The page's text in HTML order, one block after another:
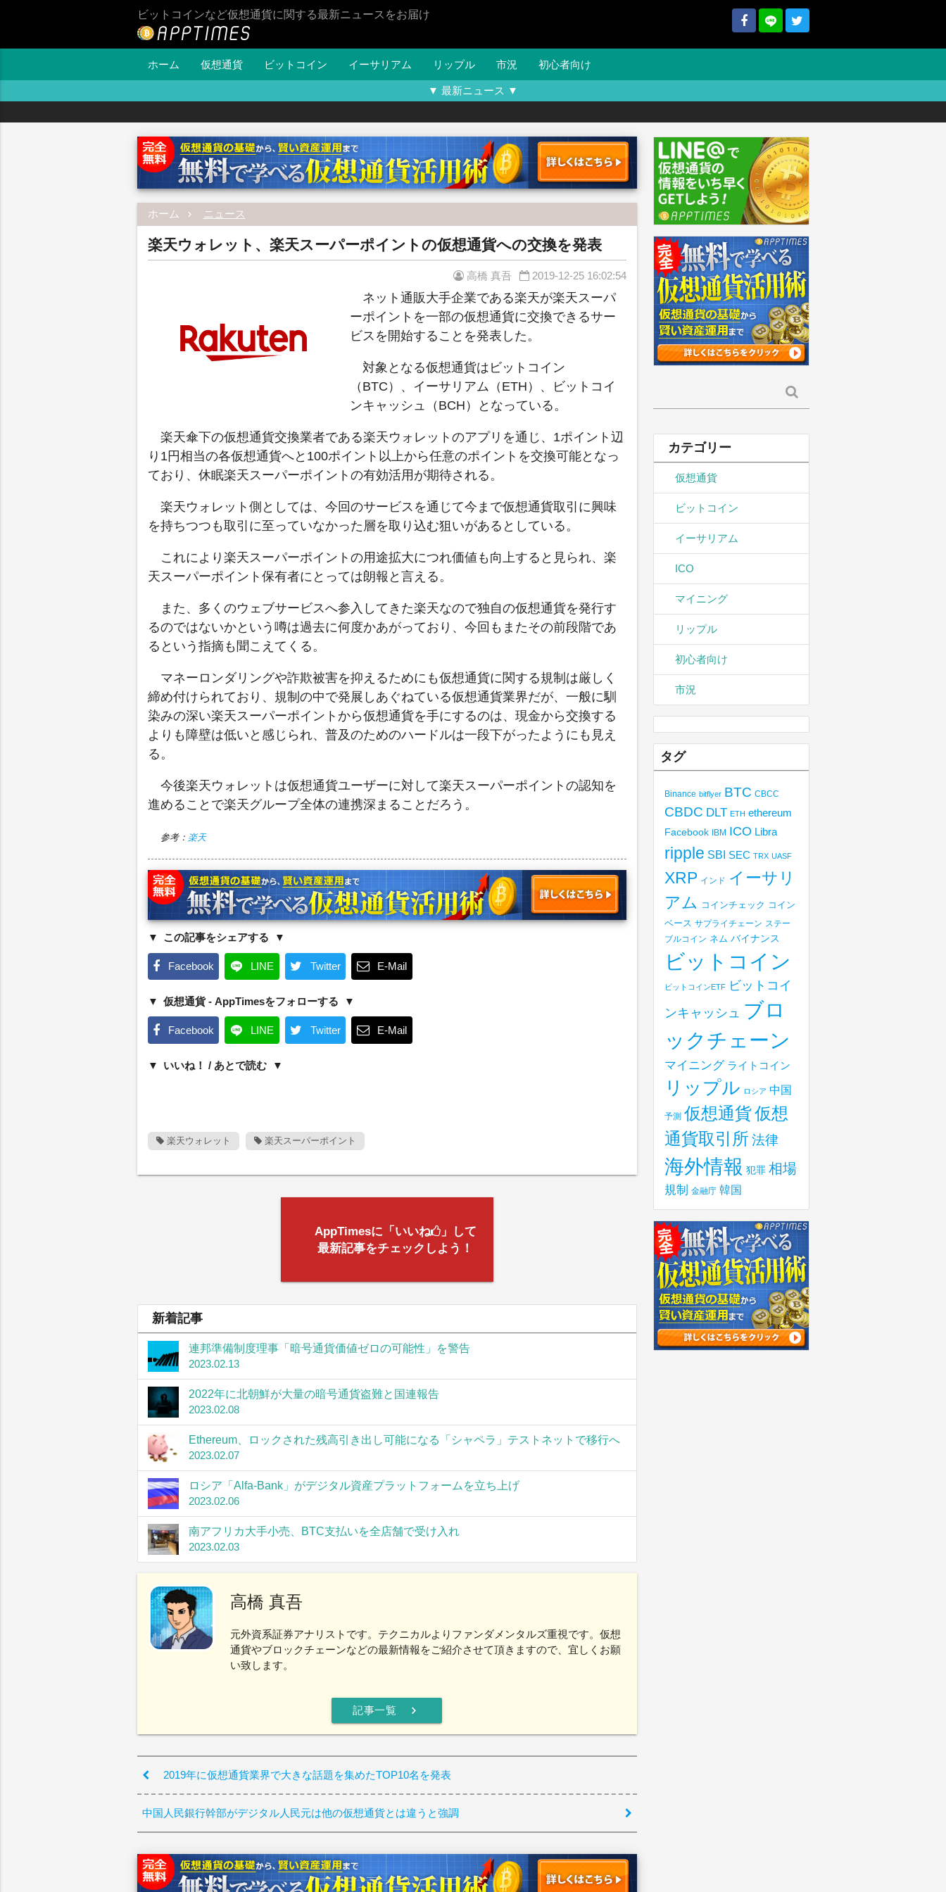
ビットコインなど仮想通貨に関する最新ニュースをお届け
ホーム 仮想通貨 ビットコイン イーサリアム リップル 市況 初心者向け
▼ 最新ニュース ▼
ホーム ニュース
楽天ウォレット、楽天スーパーポイントの仮想通貨への交換を発表
高橋 真吾 2019-12-25 16:02:54
ネット通販大手企業である楽天が楽天スーパ
ーポイントを一部の仮想通貨に交換できるサー
ビスを開始することを発表した。
対象となる仮想通貨はビットコイン
（BTC）、イーサリアム（ETH）、ビットコイ
ンキャッシュ（BCH）となっている。
楽天傘下の仮想通貨交換業者である楽天ウォレットのアプリを通じ、1ポイント辺
り1円相当の各仮想通貨へと100ポイント以上から任意のポイントを交換可能となっ
ており、休眠楽天スーパーポイントの有効活用が期待される。
楽天ウォレット側としては、今回のサービスを通じて今まで仮想通貨取引に興味
を持ちつつも取引に至っていなかった層を取り込む狙いがあるとしている。
これにより楽天スーパーポイントの用途拡大につれ価値も向上すると見られ、楽
天スーパーポイント保有者にとっては朗報と言える。
また、多くのウェブサービスへ参入してきた楽天なので独自の仮想通貨を発行す
るのではないかという噂は過去に何度かあがっており、今回もまたその前段階であ
るという指摘も聞こえてくる。
マネーロンダリングや詐欺被害を抑えるためにも仮想通貨に関する規制は厳しく
締め付けられており、規制の中で発展しあぐねている仮想通貨業界だが、一般に馴
染みの深い楽天スーパーポイントから仮想通貨を手にするのは、現金から交換する
よりも障壁は低いと感じられ、普及のためのハードルは一段下がったようにも見え
る。
今後楽天ウォレットは仮想通貨ユーザーに対して楽天スーパーポイントの認知を
進めることで楽天グループ全体の連携深まることだろう。
参考： 楽天
この記事をシェアする
Facebook LINE Twitter E-Mail
仮想通貨 - AppTimesをフォローする
Facebook LINE Twitter E-Mail
いいね！ / あとで読む
楽天ウォレット 楽天スーパーポイント
AppTimesに「いいね
」して
最新記事をチェックしよう！
新着記事
連邦準備制度理事「暗号通貨価値ゼロの可能性」を警告
2023.02.13
2022年に北朝鮮が大量の暗号通貨盗難と国連報告
2023.02.08
Ethereum、ロックされた残高引き出し可能になる「シャペラ」テストネットで移行へ
2023.02.07
ロシア「Alfa-Bank」がデジタル資産プラットフォームを立ち上げ
2023.02.06
南アフリカ大手小売、BTC支払いを全店舗で受け入れ
2023.02.03
高橋 真吾
元外資系証券アナリストです。テクニカルよりファンダメンタルズ重視です。仮想
通貨やブロックチェーンなどの最新情報をご紹介させて頂きますので、宜しくお願
い致します。
記事一覧 chevron_right
2019年に仮想通貨業界で大きな話題を集めたTOP10名を発表
中国人民銀行幹部がデジタル人民元は他の仮想通貨とは違うと強調
索:
カテゴリー
仮想通貨
ビットコイン
イーサリアム
ICO
マイニング
リップル
初心者向け
市況
タグ
Binance bitflyer BTC CBCC
CBDC DLT ETH ethereum
Facebook IBM ICO Libra
ripple SBI SEC TRX UASF
XRP インド イーサリ
アム コインチェック コイン
ベース サプライチェーン ステー
ブルコイン ネム バイナンス
ビットコイン
ビットコインETF
ビットコイ
ンキャッシュ ブロ
ックチェーン
マイニング ライトコイン
リップル ロシア 中国
予測 仮想通貨仮想
通貨取引所 法律
海外情報 犯罪 相場
規制 金融庁 韓国